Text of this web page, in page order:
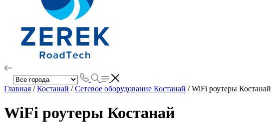
Главная /Костанай /Сетевое оборудование Костанай / WiFi роутеры Костанай
WiFi роутеры Костанай